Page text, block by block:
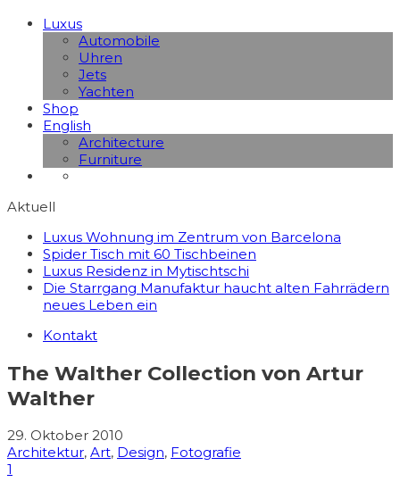
Luxus
Automobile
Uhren
Jets
Yachten
Shop
English
Architecture
Furniture
Aktuell
Luxus Wohnung im Zentrum von Barcelona
Spider Tisch mit 60 Tischbeinen
Luxus Residenz in Mytischtschi
Die Starrgang Manufaktur haucht alten Fahrrädern
neues Leben ein
Kontakt
The Walther Collection von Artur
Walther
29. Oktober 2010
Architektur, Art, Design, Fotografie
1